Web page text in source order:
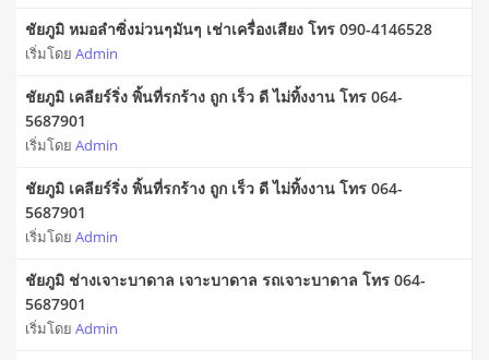
ชัยภูมิ หมอลำซิ่งม่วนๆมันๆ เช่าเครื่องเสียง โทร 090-4146528
เริ่มโดย Admin
ชัยภูมิ เคลียร์ริ่ง พิ้นที่รกร้าง ถูก เร็ว ดี ไม่ทิ้งงาน โทร 064-
5687901
เริ่มโดย Admin
ชัยภูมิ เคลียร์ริ่ง พิ้นที่รกร้าง ถูก เร็ว ดี ไม่ทิ้งงาน โทร 064-
5687901
เริ่มโดย Admin
ชัยภูมิ ช่างเจาะบาดาล เจาะบาดาล รถเจาะบาดาล โทร 064-
5687901
เริ่มโดย Admin